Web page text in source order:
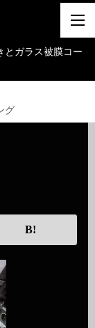
とガラス被膜コー
グ